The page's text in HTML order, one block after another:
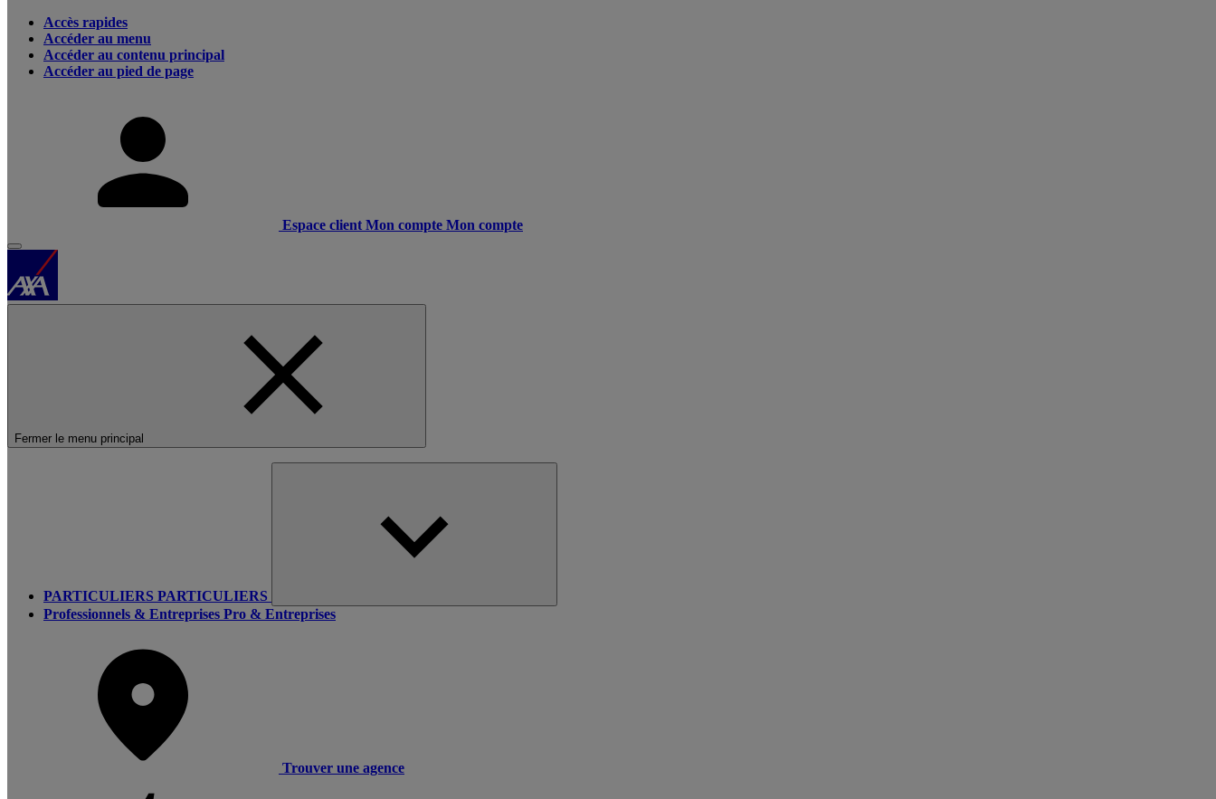
Accès rapides
Accéder au menu
Accéder au contenu principal
Accéder au pied de page
Espace client Mon compte Mon compte
Fermer le menu principal
PARTICULIERS PARTICULIERS
Professionnels & Entreprises Pro & Entreprises
Trouver une agence